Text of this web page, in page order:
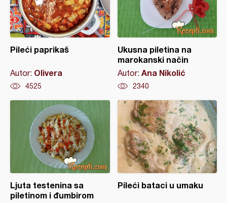
Pileći paprikaš
Autor: Olivera
4525
Ukusna piletina na
marokanski način
Autor: Ana Nikolić
2340
Ljuta testenina sa
piletinom i đumbirom
Pileći bataci u umaku